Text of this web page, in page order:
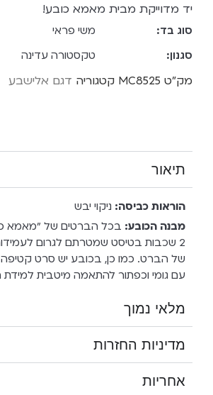
יד מדוייקת מבית מאמא כובע!
סוג בד:
משי פראי
סגנון:
טקסטורה עדינה
מק"ט MC8525 קטגוריה דגם אלישבע
תיאור
הוראות כביסה: ניקוי יבש
מבנה הכובע: בכל הברטים של "מאמא
2 שכבות בטיסט שמטרתם לגרום
של הברט. כמו כן, בכובע יש סרט
עם גומי וכפתור להתאמה מיטבית
מלאי נמוך
מדיניות החזרות
אחריות